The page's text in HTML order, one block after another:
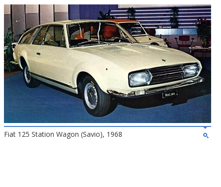
Fiat 125 Station Wagon (Savio), 1968